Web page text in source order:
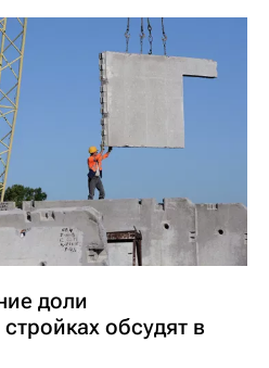
доли
обсудят в